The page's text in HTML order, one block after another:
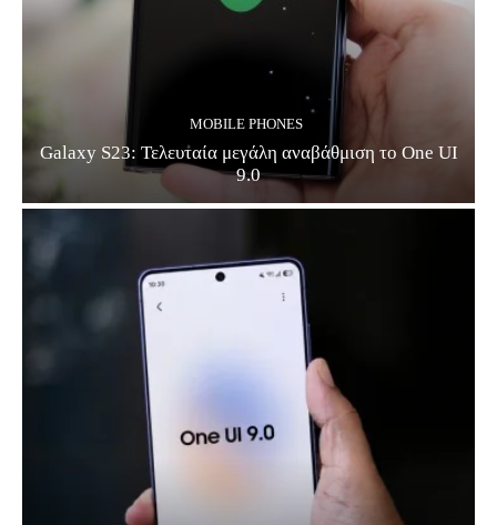
MOBILE PHONES
Galaxy S23: Τελευταία μεγάλη αναβάθμιση το One UI
9.0